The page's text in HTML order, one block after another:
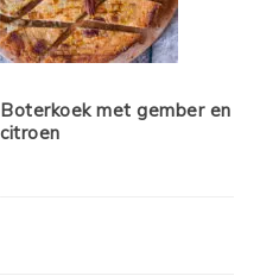
Boterkoek met gember en
citroen